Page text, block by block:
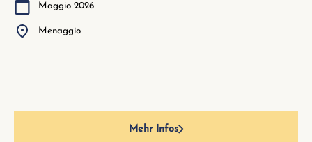
Maggio 2026
Menaggio
Mehr Infos